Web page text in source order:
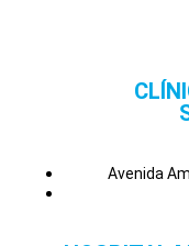
Avenida